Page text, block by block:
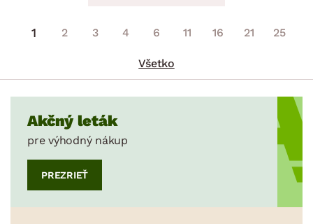
1 2 3 4 6 11 16 21 25
Všetko
Akčný leták
pre výhodný nákup
PREZRIEŤ